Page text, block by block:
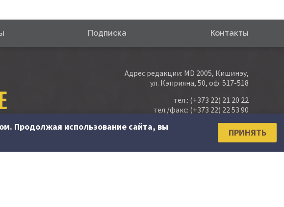
Подписка Контакты
Адрес редакции: MD 2005, Кишинэу,
ул. Кэприяна, 50, оф. 517-518
тел.: (+373 22) 21 20 22
тел./факс: (+373 22) 22 53 90
e-mail: abonare@contabilitate.md
sender.trigger4.net
Продолжая использование сайта, вы
ПРИНЯТЬ